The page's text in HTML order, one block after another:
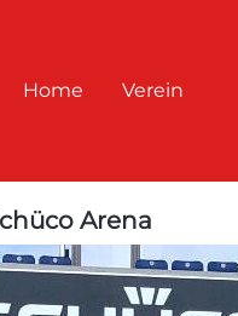
Home Verein
Arena